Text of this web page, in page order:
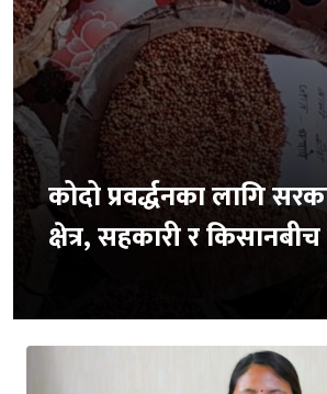
कोदो प्रवर्द्धनका लागि
क्षेत्र, सहकारी र